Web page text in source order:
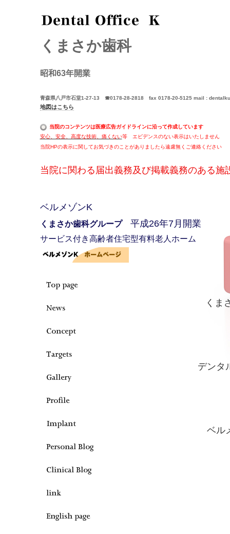
くまさか歯科
昭和63年開業
青森県八戸市石堂1-27-13 ☎0178-28-2818 fax 0178-20-5125 mail :
地図はこちら
当院のコンテンツは医療広告ガイドラインに沿って作成しています
安心、安全、高度な技術、痛くない等 エビデンスのない表示はいたしません
当院HPの表示に関してお気づきのことがありましたら遠慮無くご連絡ください
当院に関わる届出義務及び掲載義務のある施
ベルメゾンK
くまさか歯科グループ 平成26年7月開業
サービス付き高齢者住宅型有料老人ホーム
くま
デンタ
ベル